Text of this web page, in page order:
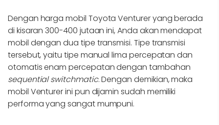
Dengan harga mobil Toyota Venturer yang berada
di kisaran 300-400 jutaan ini, Anda akan mendapat
mobil dengan dua tipe transmisi. Tipe transmisi
tersebut, yaitu tipe manual lima percepatan dan
otomatis enam percepatan dengan tambahan
sequential switchmatic. Dengan demikian, maka
mobil Venturer ini pun dijamin sudah memiliki
performa yang sangat mumpuni.